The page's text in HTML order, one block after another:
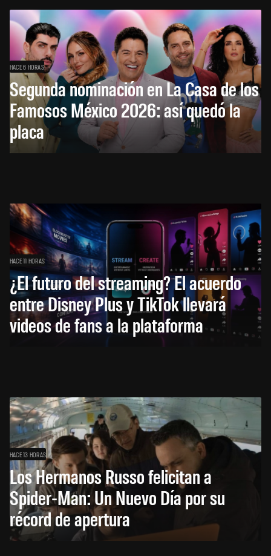
HACE 6 HORAS
Segunda nominación en La Casa de los
Famosos México 2026: así quedó la
placa
HACE 11 HORAS
¿El futuro del streaming? El acuerdo
entre Disney Plus y TikTok llevará
videos de fans a la plataforma
HACE 13 HORAS
Los Hermanos Russo felicitan a
Spider-Man: Un Nuevo Día por su
récord de apertura